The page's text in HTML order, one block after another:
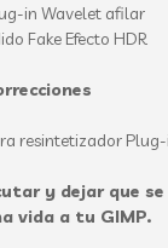
in Wavelet afilar
Fake Efecto HDR
resintetizador
y dejar que
vida a tu GIMP.